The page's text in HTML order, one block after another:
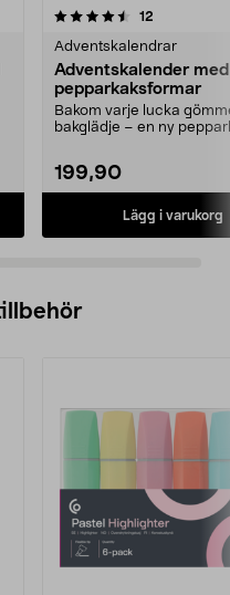
12
Adventskalendrar
Adventskalender
pepparkaksformar
Bakom varje lucka
bakglädje – en ny
199,90
Lägg i varukorg
4.5 av 5 stjärnor